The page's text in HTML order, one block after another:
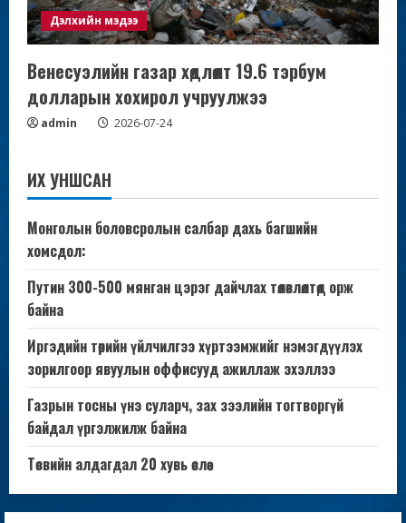
Дэлхийн мэдээ
Венесуэлийн газар хөдлөлт 19.6 тэрбум
долларын хохирол учруулжээ
admin 2026-07-24
ИХ УНШСАН
Монголын боловсролын салбар дахь багшийн
хомсдол:
Путин 300-500 мянган цэрэг дайчлах төлөвлөлтөд орж
байна
Иргэдийн төрийн үйлчилгээ хүртээмжийг нэмэгдүүлэх
зорилгоор явуулын оффисууд ажиллаж эхэллээ
Газрын тосны үнэ суларч, зах зээлийн тогтворгүй
байдал үргэлжилж байна
Төсвийн алдагдал 20 хувь өслөө